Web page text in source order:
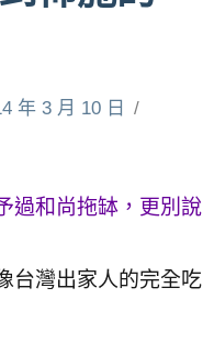
年 3 月 10 日
過和尚拖缽，更別說
台灣出家人的完全吃